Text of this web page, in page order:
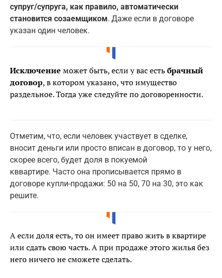
супруг/супруга, как правило, автоматически
становится созаемщиком. Даже если в договоре
указан один человек.
Исключение может быть, если у вас естьбрачный
договор, в котором указано, что имущество
раздельное. Тогда уже следуйте по договоренности.
Отметим, что, если человек участвует в сделке,
вносит деньги или просто вписан в договор, то у него,
скорее всего, будет доля в покуемой
кввартире. Часто она прописывается прямо в
договоре купли-продажи: 50 на 50, 70 на 30, это как
решите.
А если доля есть, то он имеет право жить в квартире
или сдать свою часть. А при продаже этого жилья без
него ничего не сможете сделать.